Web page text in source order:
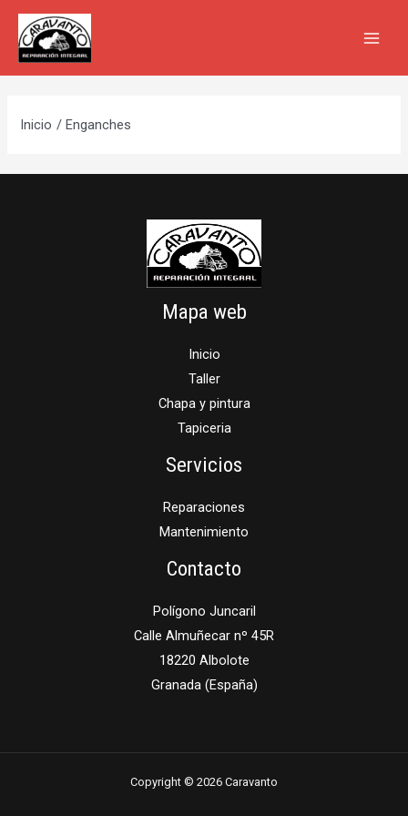
contenido
Inicio Enganches
Mapa web
Inicio
Taller
Chapa y pintura
Tapiceria
Servicios
Reparaciones
Mantenimiento
Contacto
Polígono Juncaril
Calle Almuñecar nº 45R
18220 Albolote
Granada (España)
Copyright © 2026 Caravanto